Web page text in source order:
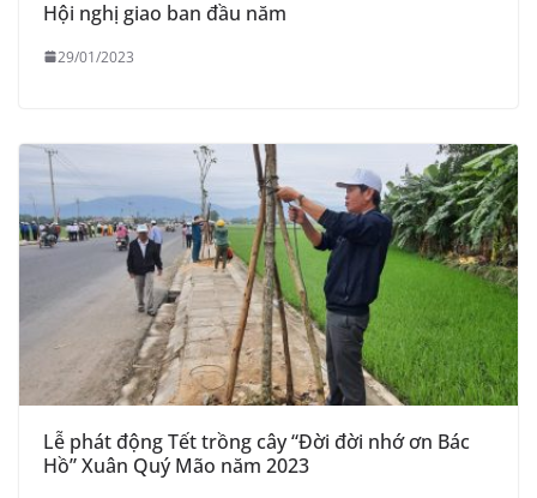
Hội nghị giao ban đầu năm
29/01/2023
Lễ phát động Tết trồng cây “Đời đời nhớ ơn Bác
Hồ” Xuân Quý Mão năm 2023